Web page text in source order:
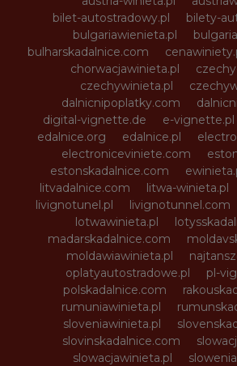
bilet-autostradowy.pl
bilety-
bulgariawienieta.pl
bulharskadalnice.com
chorwacjawinieta.pl
czechywinieta.pl
dalnicnipoplatky.com
digital-vignette.de
e-vignette.pl
edalnice.org
edalnice.pl
electroniceviniete.com
estonskadalnice.com
litvadalnice.com
litwa-winieta.pl
livignotunel.pl
livignotunnel.com
lotwawinieta.pl
madarskadalnice.com
moldawiawinieta.pl
oplatyautostradowe.pl
pl-
polskadalnice.com
rumuniawinieta.pl
sloveniawinieta.pl
slovinskadalnice.com
slowacjawinieta.pl